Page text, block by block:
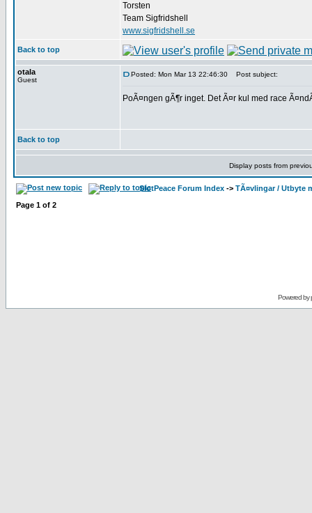
Torsten
Team Sigfridshell
www.sigfridshell.se
Back to top
otala
Guest
Posted: Mon Mar 13 22:46:30 Post subject:
PoÃ¤ngen gÃ¶r inget. Det Ã¤r kul med race
Back to top
Display posts from
SlotPeace Forum Index -> TÃ¤vlingar / Utbyte
Page 1 of 2
Powered by